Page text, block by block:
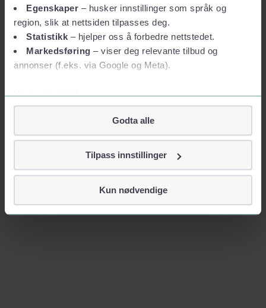
Egenskaper – husker innstillinger som språk og
region, slik at nettsiden tilpasses deg.
Statistikk – hjelper oss å forbedre nettstedet.
Markedsføring – viser deg relevante tilbud og
annonser (f.eks. via Google og Meta).
Vil du vite mer?
Om informasjonskapsler
Googles retningslinjer for personvern
Vi tar ditt personvern på alvor
identifiserer deg, som navn eller telefonnummer.
Godta alle
Tilpass innstillinger
Kun nødvendige